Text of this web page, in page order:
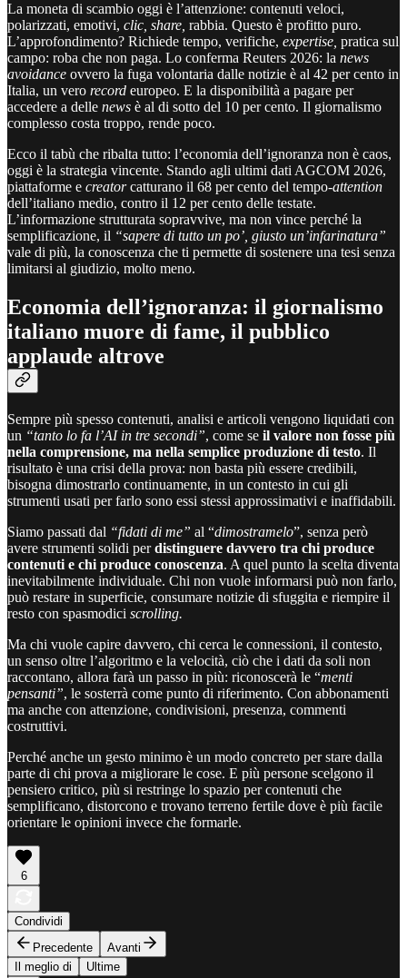
La moneta di scambio oggi è l’attenzione: contenuti veloci,
polarizzati, emotivi, clic, share, rabbia. Questo è profitto puro.
L’approfondimento? Richiede tempo, verifiche, expertise, pratica sul
campo: roba che non paga. Lo conferma Reuters 2026: la news
avoidance ovvero la fuga volontaria dalle notizie è al 42 per cento in
Italia, un vero record europeo. E la disponibilità a pagare per
accedere a delle news è al di sotto del 10 per cento. Il giornalismo
complesso costa troppo, rende poco.
Ecco il tabù che ribalta tutto: l’economia dell’ignoranza non è caos,
oggi è la strategia vincente. Stando agli ultimi dati AGCOM 2026,
piattaforme e creatorcatturano il 68 per cento del tempo-attention
dell’italiano medio, contro il 12 per cento delle testate.
L’informazione strutturata sopravvive, ma non vince perché la
semplificazione, il “sapere di tutto un po’, giusto un’infarinatura”
vale di più, la conoscenza che ti permette di sostenere una tesi senza
limitarsi al giudizio, molto meno.
Economia dell’ignoranza: il giornalismo
italiano muore di fame, il pubblico
applaude altrove
Sempre più spesso contenuti, analisi e articoli vengono liquidati con
un “tanto lo fa l’AI in tre secondi”, come se il valore non fosse più
nella comprensione, ma nella semplice produzione di testo. Il
risultato è una crisi della prova: non basta più essere credibili,
bisogna dimostrarlo continuamente, in un contesto in cui gli
strumenti usati per farlo sono essi stessi approssimativi e inaffidabili.
Siamo passati dal “fidati di me” al “dimostramelo”, senza però
avere strumenti solidi perdistinguere davvero tra chi produce
contenuti e chi produce conoscenza. A quel punto la scelta diventa
inevitabilmente individuale. Chi non vuole informarsi può non farlo,
può restare in superficie, consumare notizie di sfuggita e riempire il
resto con spasmodici scrolling.
Ma chi vuole capire davvero, chi cerca le connessioni, il contesto,
un senso oltre l’algoritmo e la velocità, ciò che i dati da soli non
raccontano, allora farà un passo in più: riconoscerà le “menti
pensanti”, le sosterrà come punto di riferimento. Con abbonamenti
ma anche con attenzione, condivisioni, presenza, commenti
costruttivi.
Perché anche un gesto minimo è un modo concreto per stare dalla
parte di chi prova a migliorare le cose. E più persone scelgono il
pensiero critico, più si restringe lo spazio per contenuti che
semplificano, distorcono e trovano terreno fertile dove è più facile
orientare le opinioni invece che formarle.
6
Condividi
Precedente
Avanti
Il meglio di
Ultime